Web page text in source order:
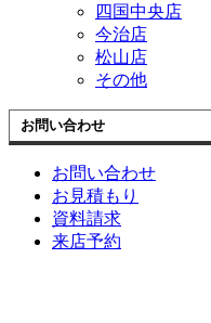
四国中央店
今治店
松山店
その他
お問い合わせ
お問い合わせ
お見積もり
資料請求
来店予約